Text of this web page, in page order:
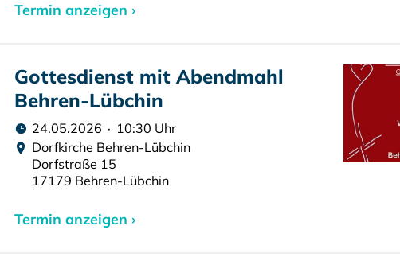
Termin anzeigen ›
Gottesdienst mit Abendmahl
Behren-Lübchin
24.05.2026 · 10:30 Uhr
Dorfkirche Behren-Lübchin
Dorfstraße 15
17179 Behren-Lübchin
Termin anzeigen ›